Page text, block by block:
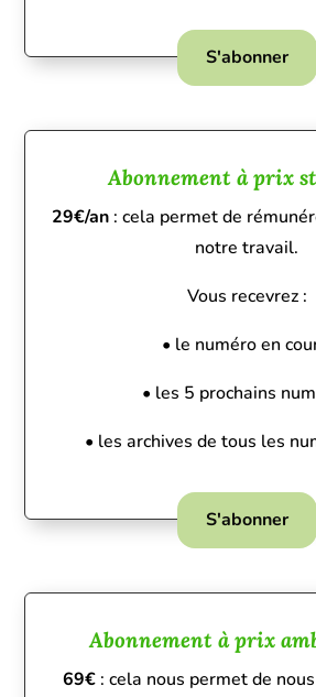
S'abonner
Abonnement à prix
29€/an: cela permet de
notre travail.
Vous recevrez :
• le numéro en
• les 5 prochains
• les archives de tous les
S'abonner
Abonnement à prix
69€ : cela nous permet de